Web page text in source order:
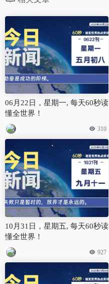
06月22日，星期一, 每天60秒读
懂全世界！
310
10月31日，星期五, 每天60秒读
懂全世界！
927